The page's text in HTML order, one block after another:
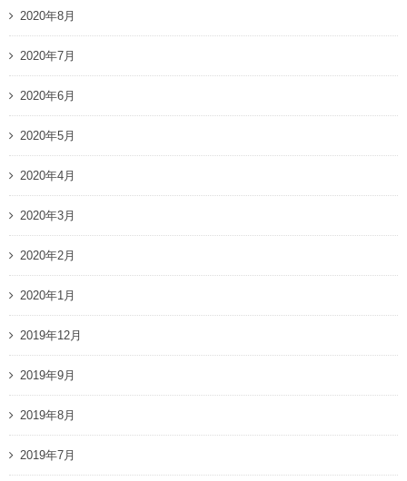
2020年8月
2020年7月
2020年6月
2020年5月
2020年4月
2020年3月
2020年2月
2020年1月
2019年12月
2019年9月
2019年8月
2019年7月